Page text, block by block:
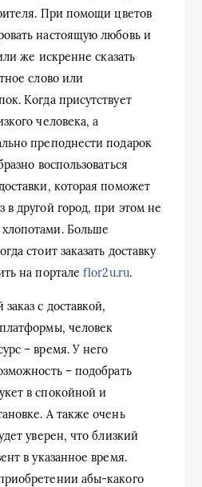
При помощи цветов
настоящую любовь и
же искренне сказать
слово или
Когда присутствует
человека, а
преподнести подарок
воспользоваться
которая поможет
другой город, при этом не
Больше
стоит заказать доставку
на порталеflor2u.ru.
с доставкой,
человек
– время. У него
– подобрать
в спокойной и
А также очень
уверен, что близкий
в указанное время.
абы-какого